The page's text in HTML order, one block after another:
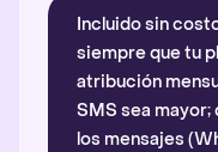
Incluido sin
siempre que tu
atribución
SMS sea
los mensajes